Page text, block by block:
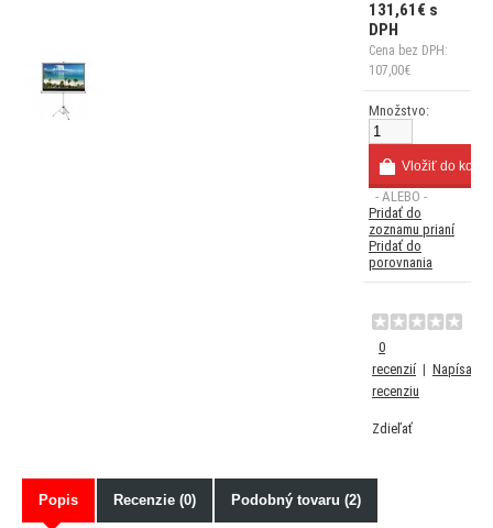
131,61€ s
DPH
Cena bez DPH:
107,00€
Množstvo:
- ALEBO -
Pridať do
zoznamu prianí
Pridať do
porovnania
0
recenzií | Napísať
recenziu
Zdieľať
Popis Recenzie (0) Podobný tovaru (2)